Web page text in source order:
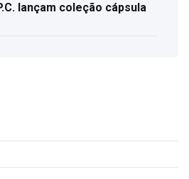
lançam coleção cápsula